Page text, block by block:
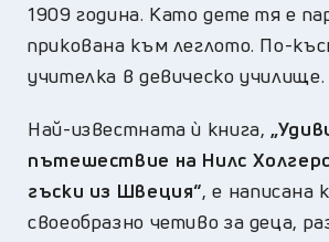
1909 година. Като дете тя е
прикована към леглото. По-
учителка в девическо училище.
Най-известната ѝ книга,
пътешествие на Нилс
гъски из Швеция“, е написана
своеобразно четиво за деца,